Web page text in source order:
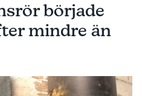
började
mindre än